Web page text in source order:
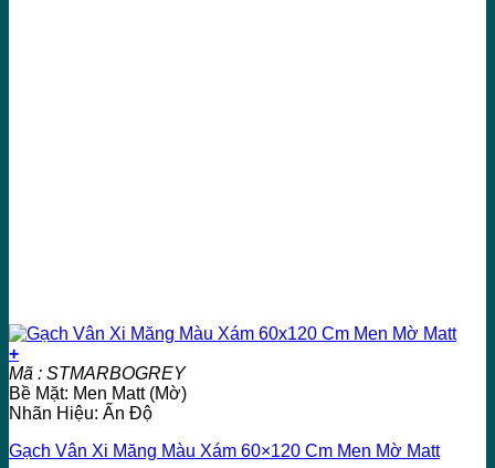
+
Mã : STMARBOGREY
Bề Mặt: Men Matt (Mờ)
Nhãn Hiệu: Ấn Độ
Gạch Vân Xi Măng Màu Xám 60×120 Cm Men Mờ Matt